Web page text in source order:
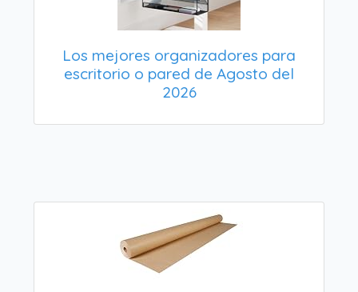
Los mejores organizadores para
escritorio o pared de Agosto del
2026